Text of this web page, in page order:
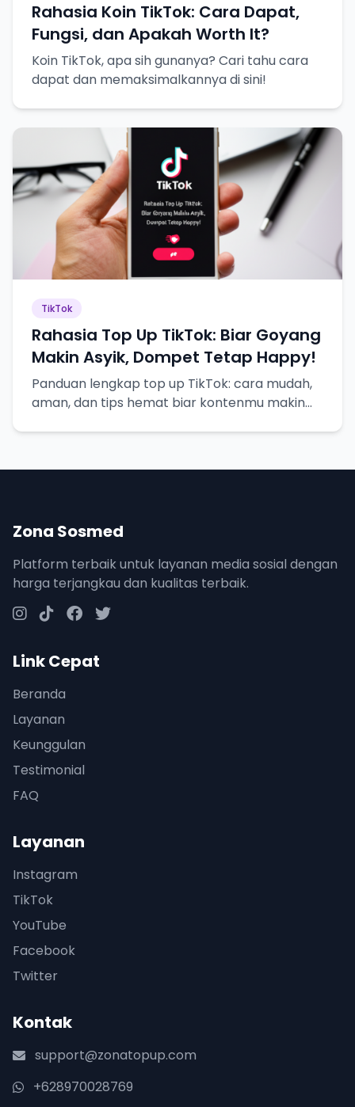
Rahasia Koin TikTok: Cara Dapat,
Fungsi, dan Apakah Worth It?
Koin TikTok, apa sih gunanya? Cari tahu cara
dapat dan memaksimalkannya di sini!
TikTok
Rahasia Top Up TikTok: Biar Goyang
Makin Asyik, Dompet Tetap Happy!
Panduan lengkap top up TikTok: cara mudah,
aman, dan tips hemat biar kontenmu makin
Zona Sosmed
Platform terbaik untuk layanan media sosial dengan
harga terjangkau dan kualitas terbaik.
Link Cepat
Beranda
Layanan
Keunggulan
Testimonial
FAQ
Layanan
Instagram
TikTok
YouTube
Facebook
Twitter
Kontak
support@zonatopup.com
+628970028769